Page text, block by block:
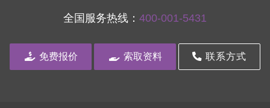
全国服务热线： 400-001-5431
免费报价 索取资料 联系方式